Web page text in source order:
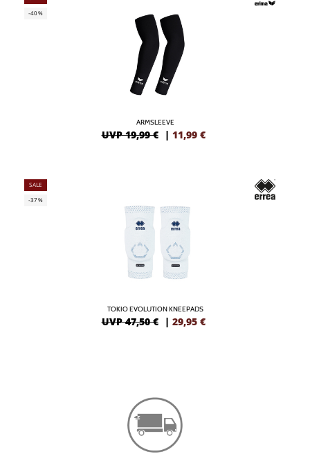
-40%
ARMSLEEVE
UVP 19,99 € | 11,99 €
SALE
-37%
TOKIO EVOLUTION KNEEPADS
UVP 47,50 € | 29,95 €